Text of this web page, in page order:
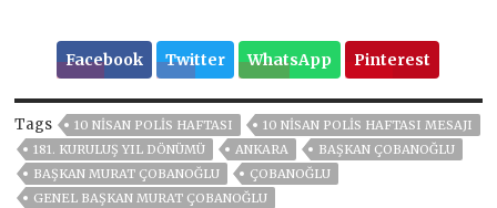
Facebook Twitter WhatsApp Pinterest
Tags 10 NİSAN POLİS HAFTASI
10 NİSAN POLİS HAFTASI MESAJI
181. KURULUŞ YIL DÖNÜMÜ
ANKARA
BAŞKAN ÇOBANOĞLU
BAŞKAN MURAT ÇOBANOĞLU
ÇOBANOĞLU
GENEL BAŞKAN MURAT ÇOBANOĞLU